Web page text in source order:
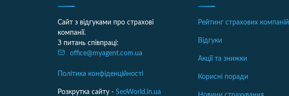
Сайт з відгуками про страхові
компанії.
З питань співпраці:
office@myagent.com.ua
Політика конфіденційності
Розкрутка сайту - SeoWorld.in.ua
Рейтинг страхових компаній
Відгуки
Акції та знижки
Корисні поради